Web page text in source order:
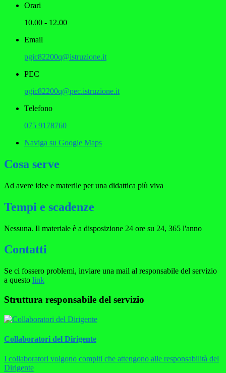
Orari
10.00 - 12.00
Email
pgic82200q@istruzione.it
PEC
pgic82200q@pec.istruzione.it
Telefono
075 9178760
Naviga su Google Maps
Cosa serve
Ad avere idee e materile per una didattica più viva
Tempi e scadenze
Nessuna. Il materiale è a disposizione 24 ore su 24, 365 l'anno
Contatti
Se ci fossero problemi, inviare una mail al responsabile del servizio
a questo link
Struttura responsabile del servizio
Collaboratori del Dirigente
I collaboratori volgono compiti che attengono alle responsabilità del
Dirigente